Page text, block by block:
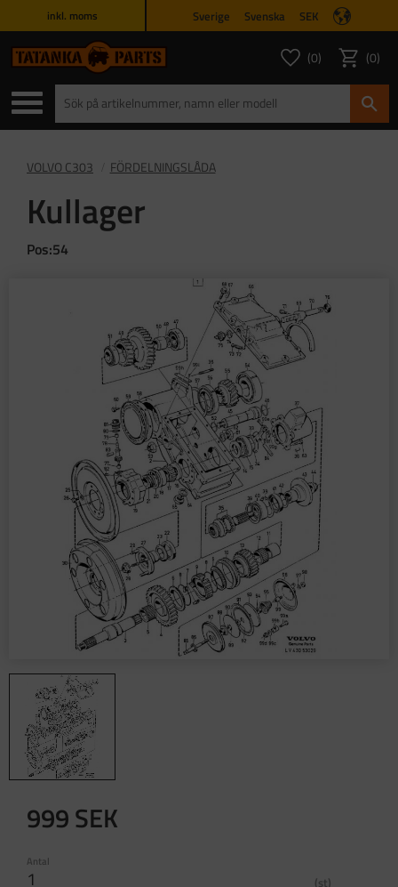
inkl. moms Sverige Svenska SEK
Favoriter
ANTAL
0 Kundvagn
0
VOLVO C303 FÖRDELNINGSLÅDA
Kullager
Pos:54
999SEK
Antal
st